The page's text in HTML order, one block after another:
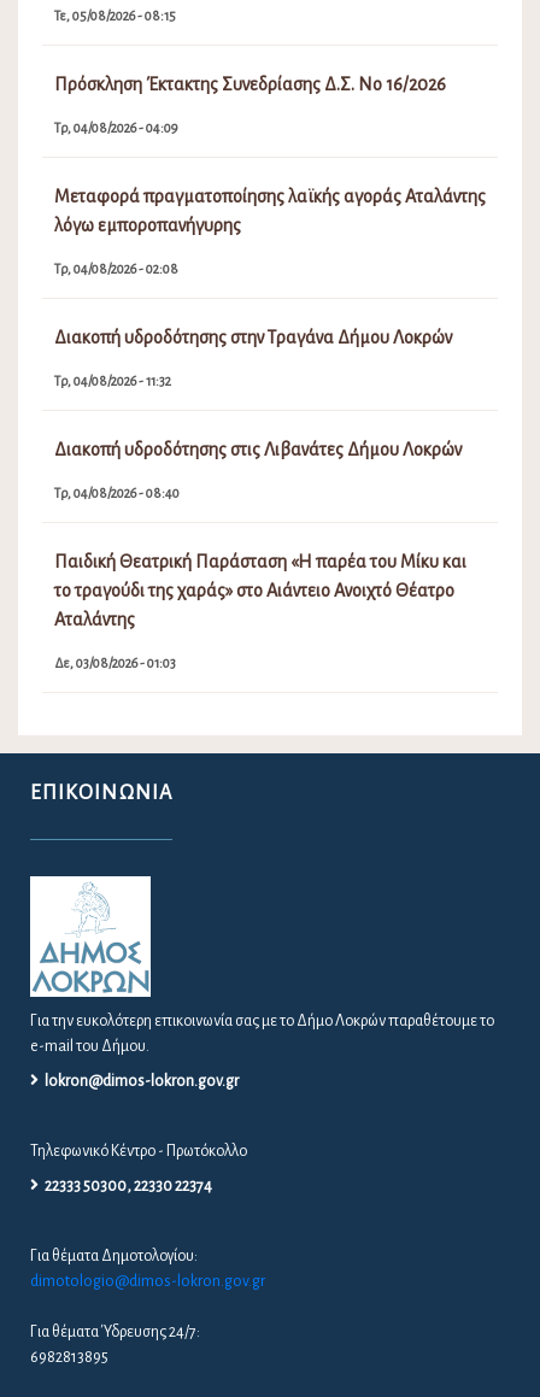
Τε, 05/08/2026 - 08:15
Πρόσκληση Έκτακτης Συνεδρίασης Δ.Σ. Νο 16/2026
Τρ, 04/08/2026 - 04:09
Μεταφορά πραγματοποίησης λαϊκής αγοράς Αταλάντης
λόγω εμποροπανήγυρης
Τρ, 04/08/2026 - 02:08
Διακοπή υδροδότησης στην Τραγάνα Δήμου Λοκρών
Τρ, 04/08/2026 - 11:32
Διακοπή υδροδότησης στις Λιβανάτες Δήμου Λοκρών
Τρ, 04/08/2026 - 08:40
Παιδική Θεατρική Παράσταση «Η παρέα του Μίκυ και
το τραγούδι της χαράς» στο Αιάντειο Ανοιχτό Θέατρο
Αταλάντης
Δε, 03/08/2026 - 01:03
ΕΠΙΚΟΙΝΩΝΊΑ
Για την ευκολότερη επικοινωνία σας με το Δήμο Λοκρών παραθέτουμε το
e-mail του Δήμου.
lokron@dimos-lokron.gov.gr
Τηλεφωνικό Κέντρο - Πρωτόκολλο
22333 50300, 22330 22374
Για θέματα Δημοτολογίου:
dimotologio@dimos-lokron.gov.gr
Για θέματα Ύδρευσης 24/7:
6982813895